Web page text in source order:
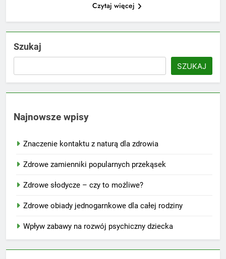
Czytaj więcej
Szukaj
SZUKAJ
Najnowsze wpisy
Znaczenie kontaktu z naturą dla zdrowia
Zdrowe zamienniki popularnych przekąsek
Zdrowe słodycze – czy to możliwe?
Zdrowe obiady jednogarnkowe dla całej rodziny
Wpływ zabawy na rozwój psychiczny dziecka